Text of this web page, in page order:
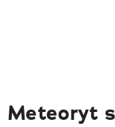
Meteoryt